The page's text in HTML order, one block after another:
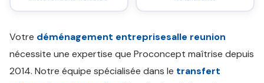
Votre déménagement entreprisesalle reunion
nécessite une expertise que Proconcept maîtrise depuis
2014. Notre équipe spécialisée dans le transfert